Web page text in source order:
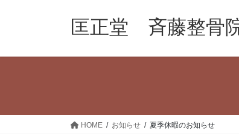
匡正堂 斉藤整骨
HOME お知らせ 夏季休暇のお知らせ